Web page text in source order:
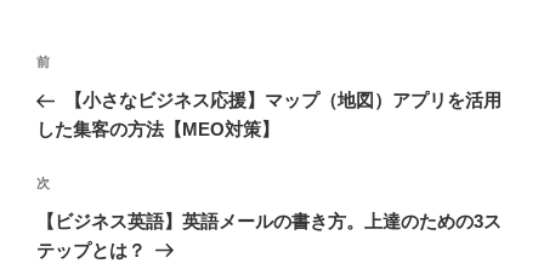
投
ナ
ゲ
ー
シ
前
の
投
前
【小さなビジネス応援】マップ（地図）アプリを活用
した集客の方法【MEO対策】
次
の
投
次
【ビジネス英語】英語メールの書き方。上達のための3ス
テップとは？